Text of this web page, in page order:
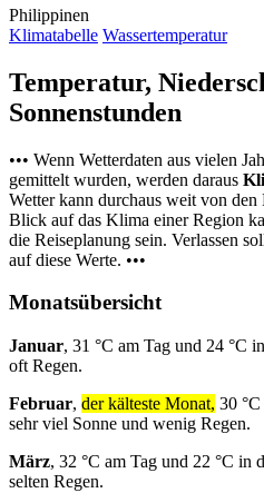
Philippinen
Klimatabelle Wassertemperatur
Temperatur,
Sonnenstunden
••• Wenn Wetterdaten aus vielen
gemittelt wurden, werden daraus
Wetter kann durchaus weit von
Blick auf das Klima einer Region
die Reiseplanung sein. Verlassen
auf diese Werte. •••
Monatsübersicht
Januar, 31 °C am Tag und 24 °C
oft Regen.
Februar, der kälteste Monat, 30
sehr viel Sonne und wenig Regen.
März, 32 °C am Tag und 22 °C in
selten Regen.